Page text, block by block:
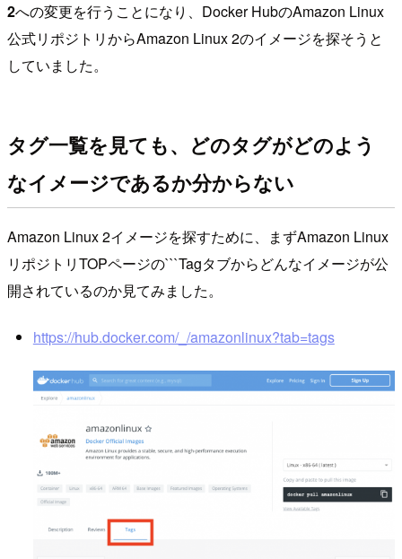
2への変更を行うことになり、Docker HubのAmazon Linux
公式リポジトリからAmazon Linux 2のイメージを探そうと
していました。
タグ一覧を見ても、どのタグがどのよう
なイメージであるか分からない
Amazon Linux 2イメージを探すために、まずAmazon Linux
リポジトリTOPページの```Tagタブからどんなイメージが公
開されているのか見てみました。
https://hub.docker.com/_/amazonlinux?tab=tags